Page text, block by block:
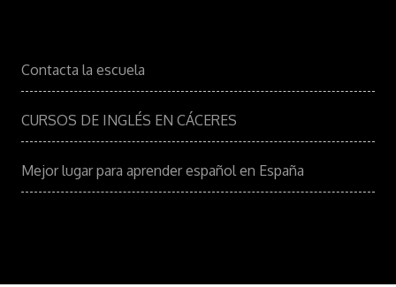
Contacta la escuela
CURSOS DE INGLÉS EN CÁCERES
Mejor lugar para aprender español en España